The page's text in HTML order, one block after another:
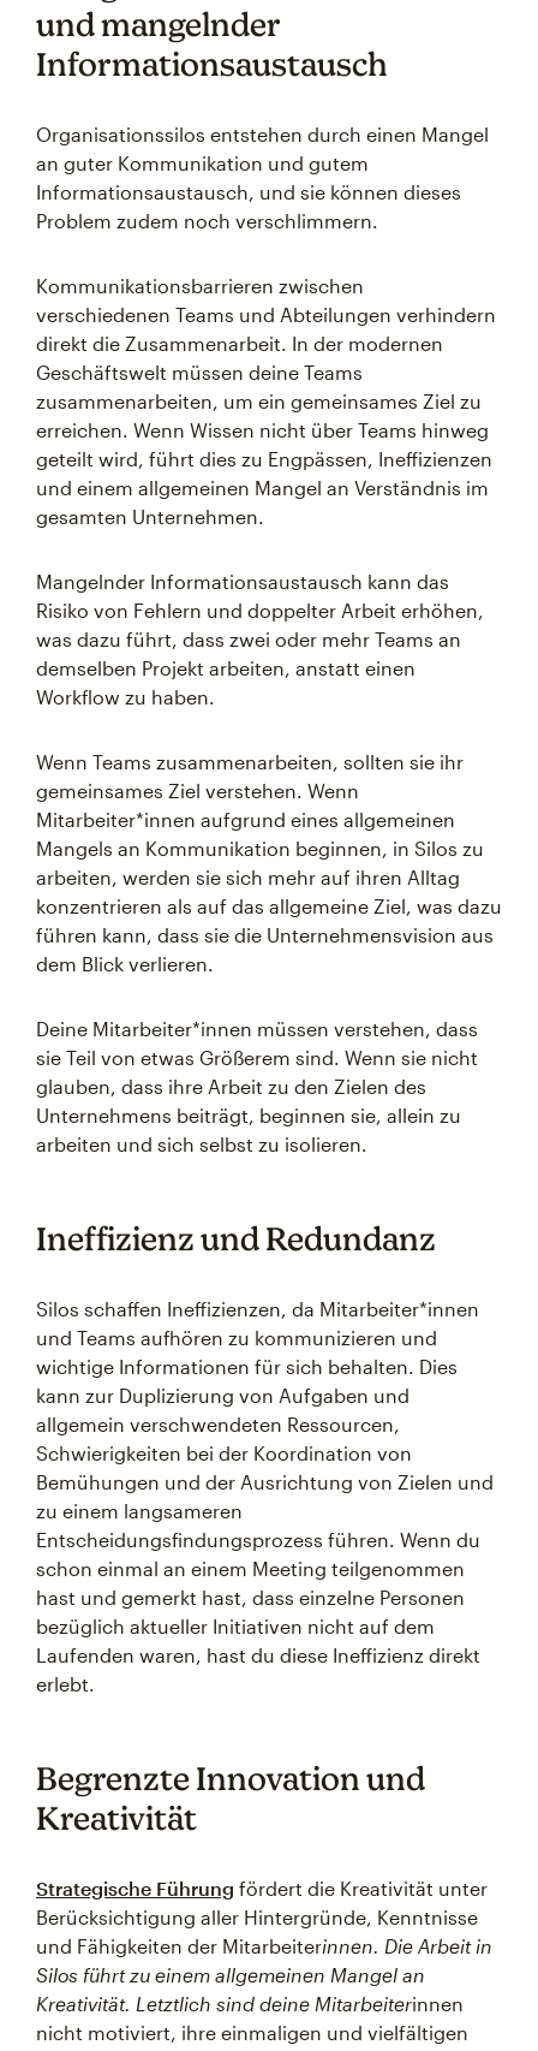
und mangelnder
Informationsaustausch
Organisationssilos entstehen durch einen Mangel
an guter Kommunikation und gutem
Informationsaustausch, und sie können dieses
Problem zudem noch verschlimmern.
Kommunikationsbarrieren zwischen
verschiedenen Teams und Abteilungen verhindern
direkt die Zusammenarbeit. In der modernen
Geschäftswelt müssen deine Teams
zusammenarbeiten, um ein gemeinsames Ziel zu
erreichen. Wenn Wissen nicht über Teams hinweg
geteilt wird, führt dies zu Engpässen, Ineffizienzen
und einem allgemeinen Mangel an Verständnis im
gesamten Unternehmen.
Mangelnder Informationsaustausch kann das
Risiko von Fehlern und doppelter Arbeit erhöhen,
was dazu führt, dass zwei oder mehr Teams an
demselben Projekt arbeiten, anstatt einen
Workflow zu haben.
Wenn Teams zusammenarbeiten, sollten sie ihr
gemeinsames Ziel verstehen. Wenn
Mitarbeiter*innen aufgrund eines allgemeinen
Mangels an Kommunikation beginnen, in Silos zu
arbeiten, werden sie sich mehr auf ihren Alltag
konzentrieren als auf das allgemeine Ziel, was dazu
führen kann, dass sie die Unternehmensvision aus
dem Blick verlieren.
Deine Mitarbeiter*innen müssen verstehen, dass
sie Teil von etwas Größerem sind. Wenn sie nicht
glauben, dass ihre Arbeit zu den Zielen des
Unternehmens beiträgt, beginnen sie, allein zu
arbeiten und sich selbst zu isolieren.
Ineffizienz und Redundanz
Silos schaffen Ineffizienzen, da Mitarbeiter*innen
und Teams aufhören zu kommunizieren und
wichtige Informationen für sich behalten. Dies
kann zur Duplizierung von Aufgaben und
allgemein verschwendeten Ressourcen,
Schwierigkeiten bei der Koordination von
Bemühungen und der Ausrichtung von Zielen und
zu einem langsameren
Entscheidungsfindungsprozess führen. Wenn du
schon einmal an einem Meeting teilgenommen
hast und gemerkt hast, dass einzelne Personen
bezüglich aktueller Initiativen nicht auf dem
Laufenden waren, hast du diese Ineffizienz direkt
erlebt.
Begrenzte Innovation und
Kreativität
Strategische Führung fördert die Kreativität unter
Berücksichtigung aller Hintergründe, Kenntnisse
und Fähigkeiten der Mitarbeiterinnen. Die Arbeit in
Silos führt zu einem allgemeinen Mangel an
Kreativität. Letztlich sind deine Mitarbeiterinnen
nicht motiviert, ihre einmaligen und vielfältigen